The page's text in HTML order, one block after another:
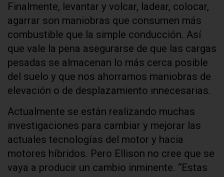
Finalmente, levantar y volcar, ladear, colocar,
agarrar son maniobras que consumen más
combustible que la simple conducción. Así
que vale la pena asegurarse de que las cargas
pesadas se almacenan lo más cerca posible
del suelo y que nos ahorramos maniobras de
elevación o de desplazamiento innecesarias.
Actualmente se están realizando muchas
investigaciones para cambiar y mejorar las
actuales tecnologías del motor y hacia
motores híbridos. Pero Ellison no cree que se
vaya a producir un cambio inminente. “Estas